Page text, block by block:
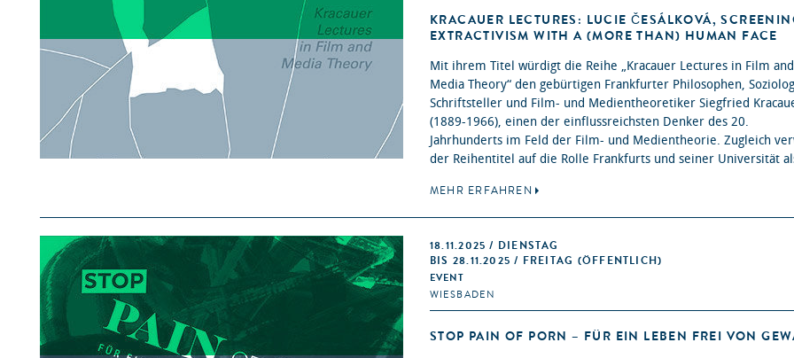
KRACAUER LECTURES: LUCIE ČESÁLKOVÁ,
EXTRACTIVISM WITH A (MORE THAN) HUMAN FACE
Mit ihrem Titel würdigt die Reihe „Kracauer Lectures in Film and
Media Theory“ den gebürtigen Frankfurter Philosophen,
Schriftsteller und Film- und Medientheoretiker Siegfried
(1889-1966), einen der einflussreichsten Denker des 20.
Jahrhunderts im Feld der Film- und Medientheorie. Zugleich
der Reihentitel auf die Rolle Frankfurts und seiner Universität
MEHR ERFAHREN
18.11.2025 / DIENSTAG
BIS 28.11.2025 / FREITAG (ÖFFENTLICH)
EVENT
WIESBADEN
STOP PAIN OF PORN – FÜR EIN LEBEN FREI VON